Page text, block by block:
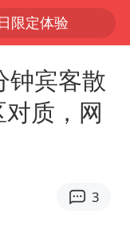
限定体验
视频丨中国东方电气集团原党组副书记、董事宋致远被查
四川宜宾市珙县发生3.4级地震
全体市民书》
钟宾客散
质，网
3